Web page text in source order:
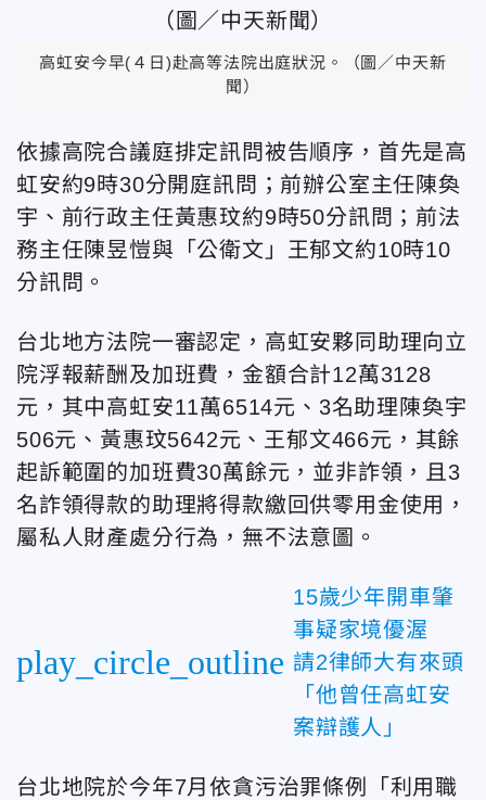
高虹安今早(４日)赴高等法院出庭狀況。（圖／中天新
聞）
依據高院合議庭排定訊問被告順序，首先是高
虹安約9時30分開庭訊問；前辦公室主任陳奐
宇、前行政主任黃惠玟約9時50分訊問；前法
務主任陳昱愷與「公衛文」王郁文約10時10
分訊問。
台北地方法院一審認定，高虹安夥同助理向立
院浮報薪酬及加班費，金額合計12萬3128
元，其中高虹安11萬6514元、3名助理陳奐宇
506元、黃惠玟5642元、王郁文466元，其餘
起訴範圍的加班費30萬餘元，並非詐領，且3
名詐領得款的助理將得款繳回供零用金使用，
屬私人財產處分行為，無不法意圖。
play_circle_outline
15歲少年開車肇
事疑家境優渥
請2律師大有來頭
「他曾任高虹安
案辯護人」
台北地院於今年7月依貪污治罪條例「利用職